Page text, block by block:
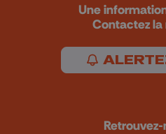
Une
Contactez